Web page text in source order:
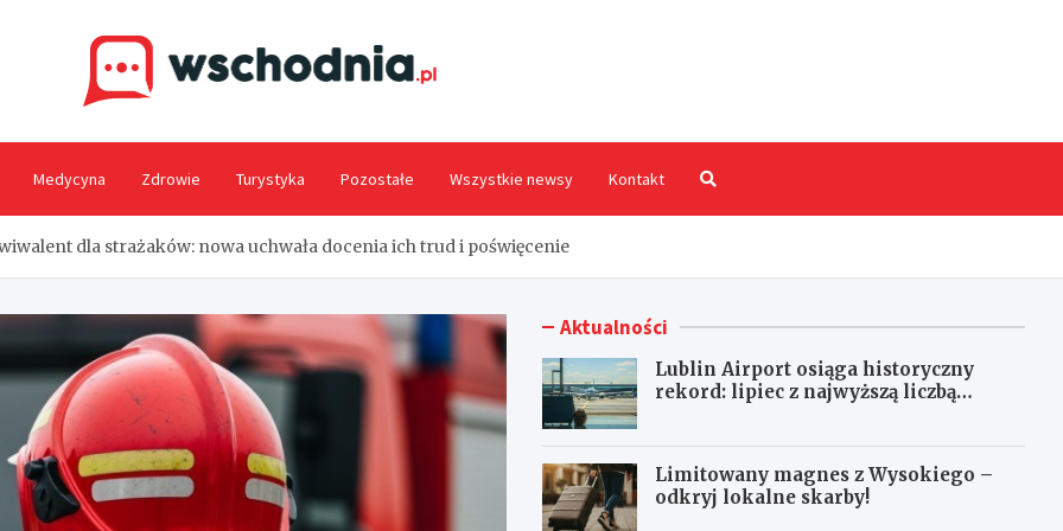
Medycyna Zdrowie Turystyka Pozostałe Wszystkie newsy Kontakt
dla strażaków: nowa uchwała docenia ich trud i poświęcenie
Aktualności
Lublin Airport osiąga historyczny
rekord: lipiec z najwyższą liczbą
Limitowany magnes z Wysokiego –
odkryj lokalne skarby!